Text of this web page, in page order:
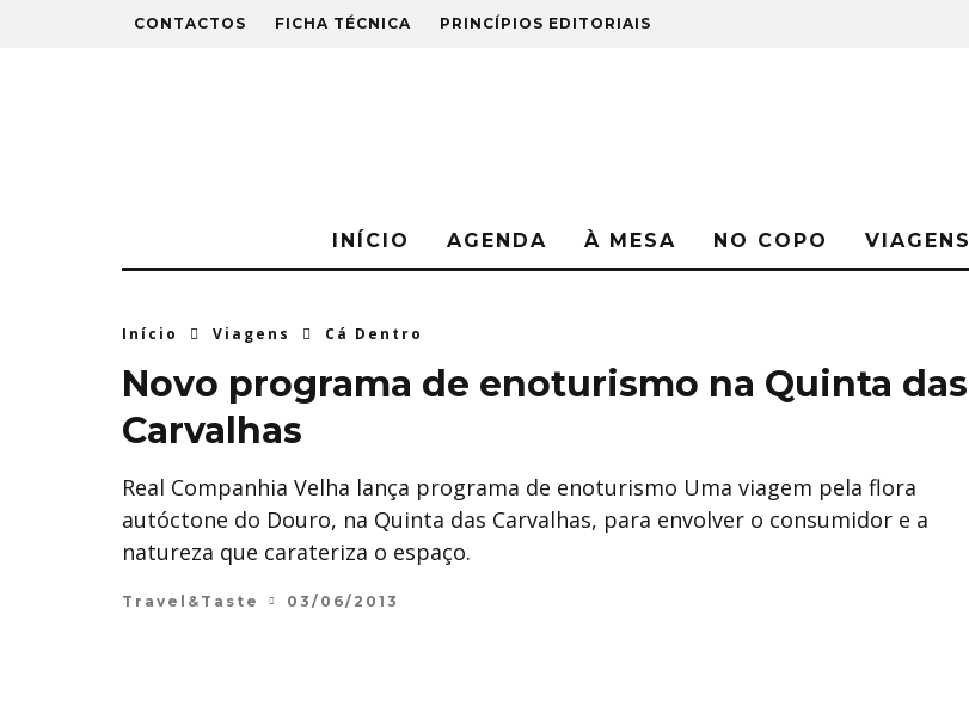
CONTACTOS FICHA TÉCNICA PRINCÍPIOS EDITORIAIS
INÍCIO AGENDA À MESA NO COPO VIAGENS
Início Viagens Cá Dentro
Novo programa de enoturismo na Quinta das
Carvalhas
Real Companhia Velha lança programa de enoturismo Uma viagem pela flora
autóctone do Douro, na Quinta das Carvalhas, para envolver o consumidor e a
natureza que carateriza o espaço.
Travel&Taste 03/06/2013